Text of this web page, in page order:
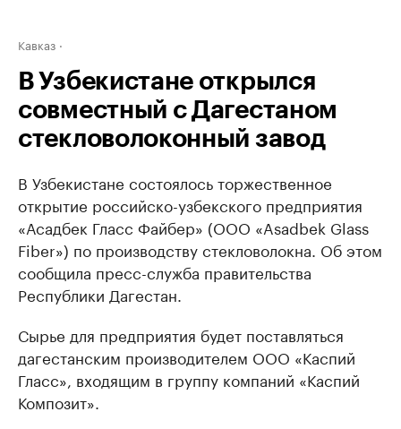
Кавказ
В Узбекистане открылся
совместный с Дагестаном
стекловолоконный завод
В Узбекистане состоялось торжественное
открытие российско-узбекского предприятия
«Асадбек Гласс Файбер» (ООО «Asadbek Glass
Fiber») по производству стекловолокна. Об этом
сообщила пресс-служба правительства
Республики Дагестан.
Сырье для предприятия будет поставляться
дагестанским производителем ООО «Каспий
Гласс», входящим в группу компаний «Каспий
Композит».